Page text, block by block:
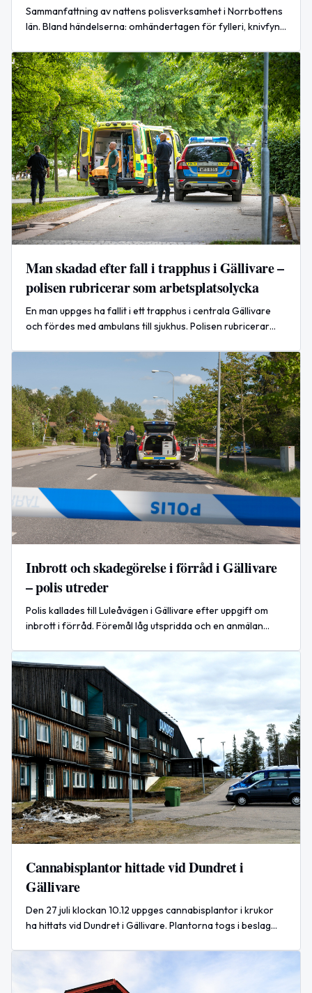
Sammanfattning av nattens polisverksamhet i Norrbottens
län. Bland händelserna: omhändertagen för fylleri, knivfynd
Man skadad efter fall i trapphus i Gällivare –
polisen rubricerar som arbetsplatsolycka
En man uppges ha fallit i ett trapphus i centrala Gällivare
och fördes med ambulans till sjukhus. Polisen rubricerar
Inbrott och skadegörelse i förråd i Gällivare
– polis utreder
Polis kallades till Luleåvägen i Gällivare efter uppgift om
inbrott i förråd. Föremål låg utspridda och en anmälan
Cannabisplantor hittade vid Dundret i
Gällivare
Den 27 juli klockan 10.12 uppges cannabisplantor i krukor
ha hittats vid Dundret i Gällivare. Plantorna togs i beslag